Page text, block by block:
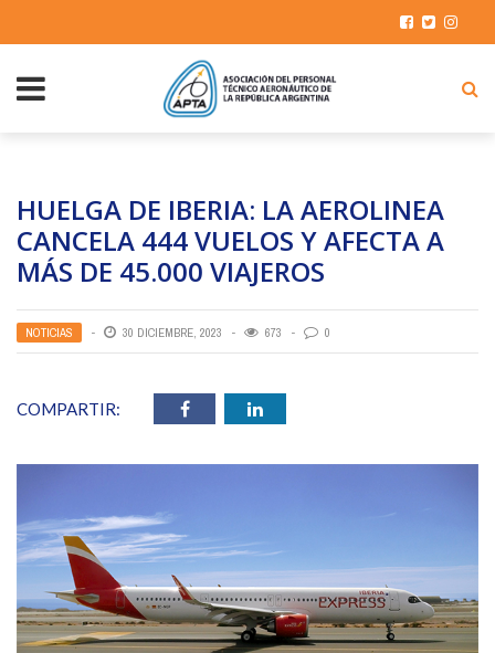
HUELGA DE IBERIA: LA AEROLINEA
CANCELA 444 VUELOS Y AFECTA A
MÁS DE 45.000 VIAJEROS
NOTICIAS 30 DICIEMBRE, 2023 673 0
COMPARTIR: